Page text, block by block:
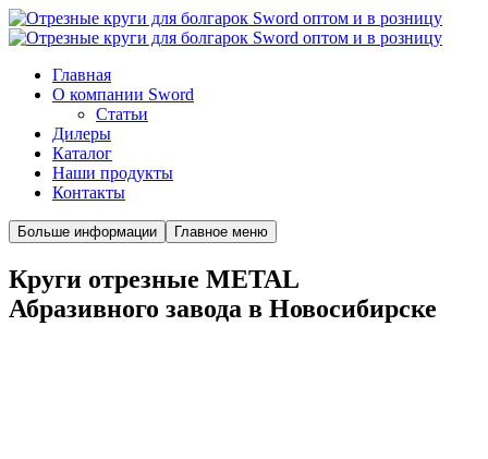
Главная
О компании Sword
Cтатьи
Дилеры
Каталог
Наши продукты
Контакты
Больше информации Главное меню
Круги отрезные METAL
Абразивного завода в Новосибирске